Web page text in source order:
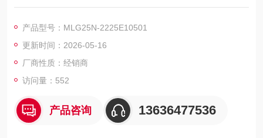
2 ProNet 产品系列: 测量型自动化光栅
通讯接口: EtherCAT®
光束距离: 25 mm
工作范围: 5 m
监控高度: 2,225 mm
产品型号：MLG25N-2225E10501
更新时间：2026-05-16
厂商性质：经销商
访问量：552
产品咨询 13636477536